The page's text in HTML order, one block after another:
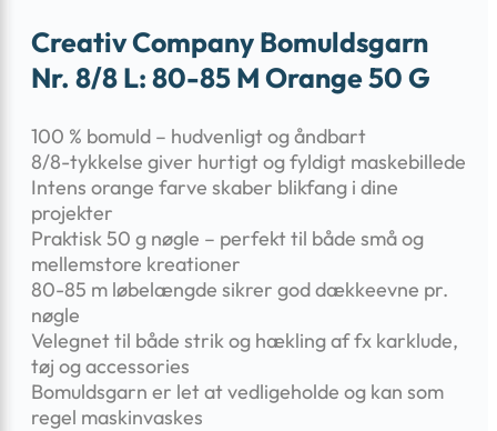
Creativ Company Bomuldsgarn
Nr. 8/8 L: 80-85 M Orange 50 G
100 % bomuld – hudvenligt og åndbart
8/8-tykkelse giver hurtigt og fyldigt maskebillede
Intens orange farve skaber blikfang i dine
projekter
Praktisk 50 g nøgle – perfekt til både små og
mellemstore kreationer
80-85 m løbelængde sikrer god dækkeevne pr.
nøgle
Velegnet til både strik og hækling af fx karklude,
tøj og accessories
Bomuldsgarn er let at vedligeholde og kan som
regel maskinvaskes